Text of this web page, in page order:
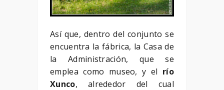
Así que, dentro del conjunto se
encuentra la fábrica, la Casa de
la Administración, que se
emplea como museo, y el río
Xunco, alrededor del cual